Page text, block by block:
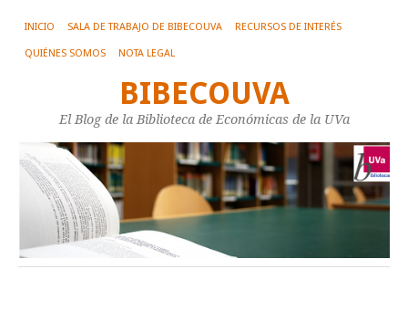
INICIO SALA DE TRABAJO DE BIBECOUVA RECURSOS DE INTERÉS
QUIÉNES SOMOS NOTA LEGAL
BIBECOUVA
El Blog de la Biblioteca de Económicas de la UVa